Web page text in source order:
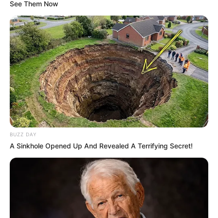
begeistert alle!>, das authentisch, einfach
nachzumachen und garantiert unwiderstehlich
ist.
See Them Now
BUZZ DAY
A Sinkhole Opened Up And Revealed A Terrifying Secret!